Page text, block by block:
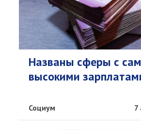
Названы сферы с
высокими
Социум 7